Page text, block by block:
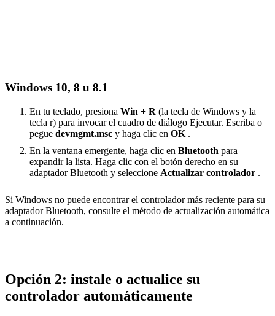
Windows 10, 8 u 8.1
En tu teclado, presiona Win + R (la tecla de Windows y la
tecla r) para invocar el cuadro de diálogo Ejecutar. Escriba o
pegue devmgmt.msc y haga clic en OK .
En la ventana emergente, haga clic en Bluetooth para
expandir la lista. Haga clic con el botón derecho en su
adaptador Bluetooth y seleccione Actualizar controlador .
Si Windows no puede encontrar el controlador más reciente para su
adaptador Bluetooth, consulte el método de actualización automática
a continuación.
Opción 2: instale o actualice su
controlador automáticamente